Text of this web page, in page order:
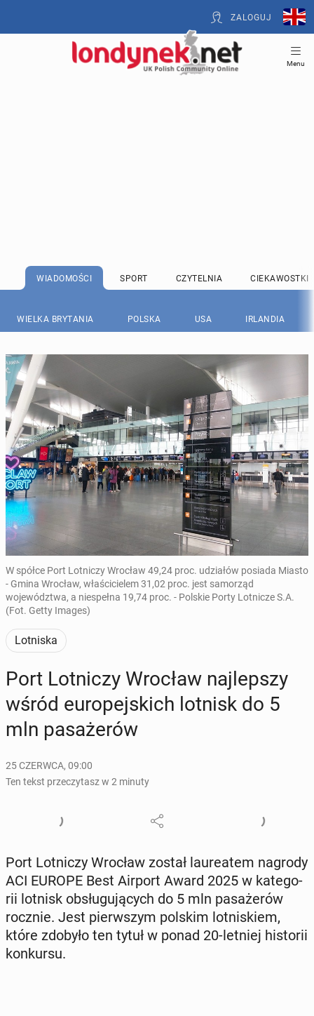
ZALOGUJ
Menu
WIADOMOŚCI SPORT CZYTELNIA CIEKAWOSTKI
WIELKA BRYTANIA POLSKA USA IRLANDIA
W spółce Port Lotniczy Wrocław 49,24 proc. udziałów posiada Miasto
- Gmina Wrocław, właścicielem 31,02 proc. jest samorząd
województwa, a niespełna 19,74 proc. - Polskie Porty Lotnicze S.A.
(Fot. Getty Images)
Lotniska
Port Lot­ni­czy Wrocław naj­lep­szy
wśród eu­ro­pej­skich lotnisk do 5
mln pa­sa­że­rów
25 CZERWCA, 09:00
Ten tekst przeczytasz w 2 minuty
Port Lot­ni­czy Wrocław został lau­re­atem nagrody
ACI EUROPE Best Airport Award 2025 w ka­te­go­
rii lotnisk ob­słu­gu­ją­cych do 5 mln pa­sa­że­rów
rocznie. Jest pierw­szym polskim lot­ni­skiem,
które zdobyło ten tytuł w ponad 20-letniej hi­sto­rii
kon­kur­su.